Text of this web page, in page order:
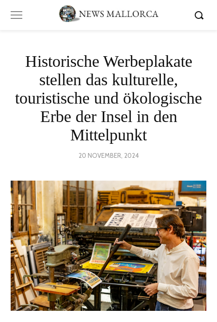
Historische Werbeplakate
stellen das kulturelle,
touristische und ökologische
Erbe der Insel in den
Mittelpunkt
POSTED
20 NOVEMBER, 202420